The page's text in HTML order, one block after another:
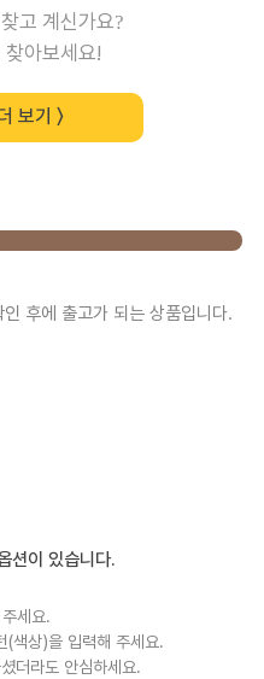
고 계신가요?
아보세요!
보기 〉
후에 출고가 되는 상품입니다.
션이 있습니다.
세요.
(색상)을 입력해 주세요.
더라도 안심하세요.